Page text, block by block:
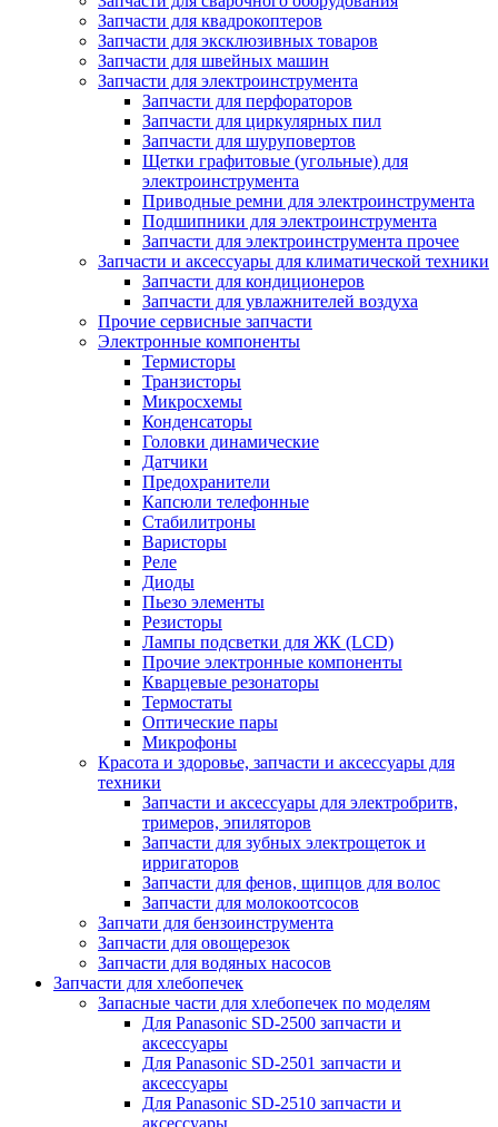
Запчасти для квадрокоптеров
Запчасти для эксклюзивных товаров
Запчасти для швейных машин
Запчасти для электроинструмента
Запчасти для перфораторов
Запчасти для циркулярных пил
Запчасти для шуруповертов
Щетки графитовые (угольные) для
электроинструмента
Приводные ремни для электроинструмента
Подшипники для электроинструмента
Запчасти для электроинструмента прочее
Запчасти и аксессуары для климатической техники
Запчасти для кондиционеров
Запчасти для увлажнителей воздуха
Прочие сервисные запчасти
Электронные компоненты
Термисторы
Транзисторы
Микросхемы
Конденсаторы
Головки динамические
Датчики
Предохранители
Капсюли телефонные
Стабилитроны
Варисторы
Реле
Диоды
Пьезо элементы
Резисторы
Лампы подсветки для ЖК (LCD)
Прочие электронные компоненты
Кварцевые резонаторы
Термостаты
Оптические пары
Микрофоны
Красота и здоровье, запчасти и аксессуары для
техники
Запчасти и аксессуары для электробритв,
тримеров, эпиляторов
Запчасти для зубных электрощеток и
ирригаторов
Запчасти для фенов, щипцов для волос
Запчасти для молокоотсосов
Запчати для бензоинструмента
Запчасти для овощерезок
Запчасти для водяных насосов
Запчасти для хлебопечек
Запасные части для хлебопечек по моделям
Для Panasonic SD-2500 запчасти и
аксессуары
Для Panasonic SD-2501 запчасти и
аксессуары
Для Panasonic SD-2510 запчасти и